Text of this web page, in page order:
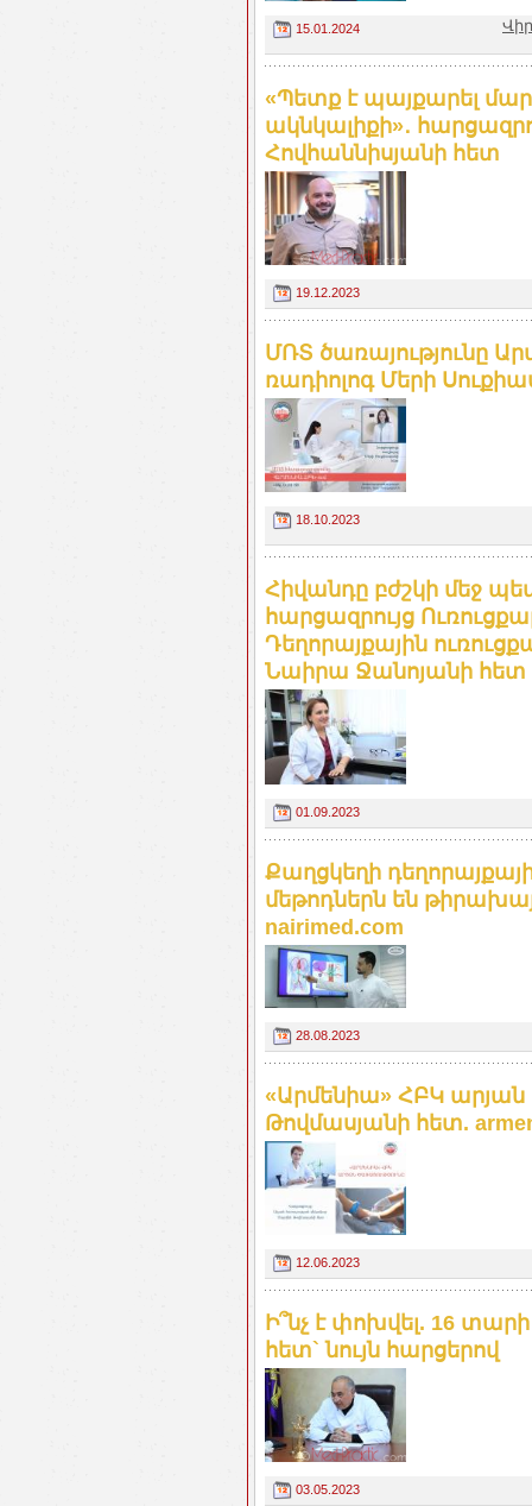
15.01.2024
«Պետք է պայքարել
ակնկալիքի»․
Հովհաննիսյանի հետ
19.12.2023
ՄՌՏ ծառայությունը
ռադիոլոգ Մերի
18.10.2023
Հիվանդը բժշկի մեջ
հարցազրույց
Դեղորայքային
Նաիրա Ջանոյանի հետ
01.09.2023
Քաղցկեղի
մեթոդներն են
nairimed.com
28.08.2023
«Արմենիա» ՀԲԿ արյան
Թովմասյանի հետ.
12.06.2023
Ի՞նչ է փոխվել. 16
հետ` նույն հարցերով
03.05.2023